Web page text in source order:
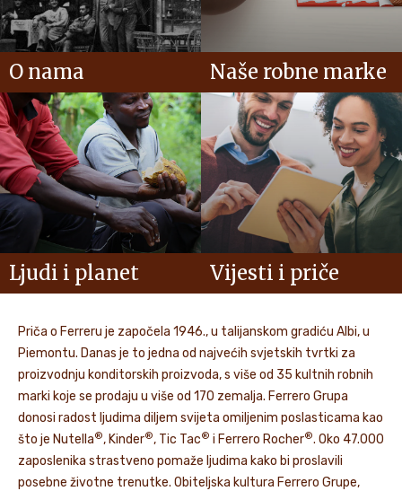
O nama Naše robne marke
Ljudi i planet Vijesti i priče
Priča o Ferreru je započela 1946., u talijanskom gradiću Albi, u
Piemontu. Danas je to jedna od najvećih svjetskih tvrtki za
proizvodnju konditorskih proizvoda, s više od 35 kultnih robnih
marki koje se prodaju u više od 170 zemalja. Ferrero Grupa
donosi radost ljudima diljem svijeta omiljenim poslasticama kao
što je Nutella®, Kinder®, Tic Tac® i Ferrero Rocher®. Oko 47.000
zaposlenika strastveno pomaže ljudima kako bi proslavili
posebne životne trenutke. Obiteljska kultura Ferrero Grupe,